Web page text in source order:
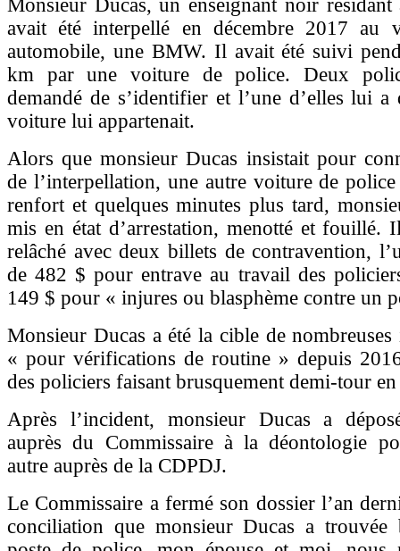
Monsieur Ducas, un enseignant noir résidant
avait été interpellé en décembre 2017 au
automobile, une BMW. Il avait été suivi
km par une voiture de police. Deux
demandé de s’identifier et l’une d’elles lui a
voiture lui appartenait.
Alors que monsieur Ducas insistait pour
de l’interpellation, une autre voiture de
renfort et quelques minutes plus tard,
mis en état d’arrestation, menotté et fouillé.
relâché avec deux billets de contravention,
de 482 $ pour entrave au travail des
149 $ pour « injures ou blasphème contre un
Monsieur Ducas a été la cible de nombreuses
« pour vérifications de routine » depuis
des policiers faisant brusquement demi-tour
Après l’incident, monsieur Ducas a
auprès du Commissaire à la déontologie
autre auprès de la CDPDJ.
Le Commissaire a fermé son dossier l’an
conciliation que monsieur Ducas a trouvée